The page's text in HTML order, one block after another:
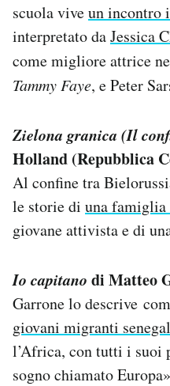
scuola viveun incontro
interpretato daJessica
come migliore attrice
Tammy Faye, e Peter
Zielona granica (Il
Holland (Repubblica
Al confine tra
le storie di una
giovane attivista e di
Io capitano di Matteo
Garrone lo descrive
giovani migranti
l’Africa, con tutti i suoi
sogno chiamato